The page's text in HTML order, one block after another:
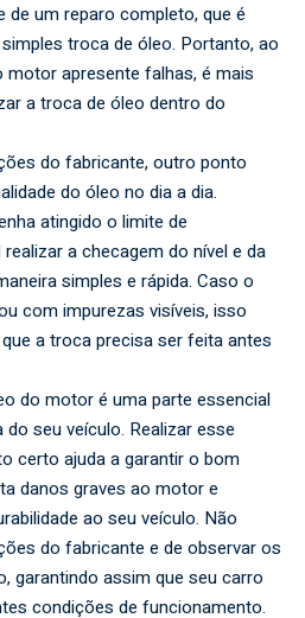
de um reparo completo, que é
troca de óleo. Portanto, ao
motor apresente falhas, é mais
a troca de óleo dentro do
do fabricante, outro ponto
do óleo no dia a dia.
atingido o limite de
a checagem do nível e da
simples e rápida. Caso o
com impurezas visíveis, isso
a troca precisa ser feita antes
do motor é uma parte essencial
seu veículo. Realizar esse
certo ajuda a garantir o bom
danos graves ao motor e
ao seu veículo. Não
do fabricante e de observar os
garantindo assim que seu carro
condições de funcionamento.